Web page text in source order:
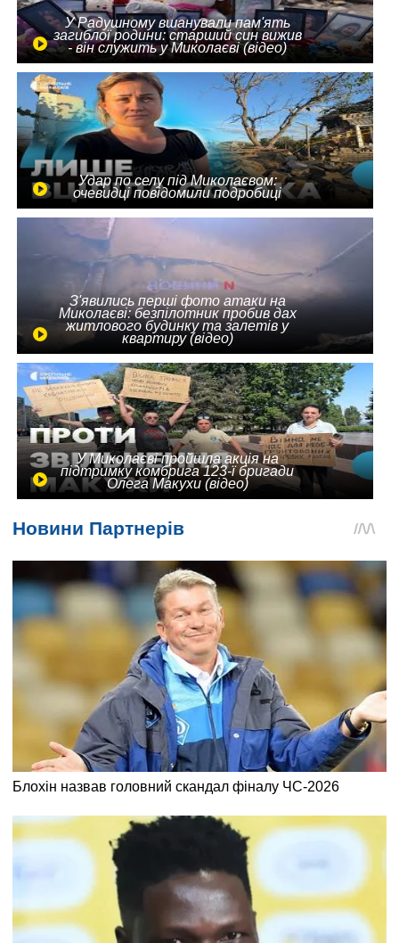
У Радушному вшанували пам'ять
загиблої родини: старший син вижив
- він служить у Миколаєві (відео)
Удар по селу під Миколаєвом:
очевидці повідомили подробиці
З'явились перші фото атаки на
Миколаєві: безпілотник пробив дах
житлового будинку та залетів у
квартиру (відео)
У Миколаєві пройшла акція на
підтримку комбрига 123-ї бригади
Олега Макухи (відео)